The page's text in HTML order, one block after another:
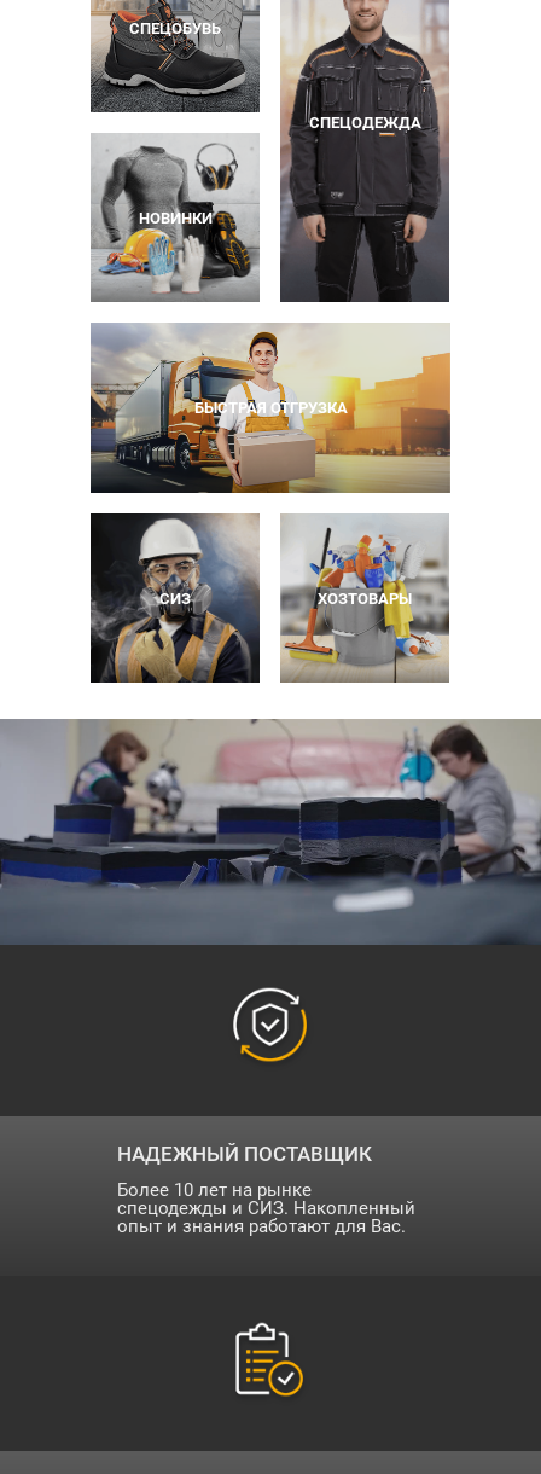
СПЕЦОБУВЬ
НОВИНКИ
СПЕЦОДЕЖДА
БЫСТРАЯ ОТГРУЗКА
СИЗ ХОЗТОВАРЫ
НАДЕЖНЫЙ ПОСТАВЩИК
Более 10 лет на рынке
спецодежды и СИЗ. Накопленный
опыт и знания работают для Вас.